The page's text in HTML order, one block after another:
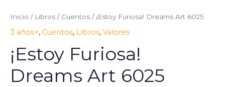
Inicio / Libros / Cuentos / ¡Estoy Furiosa! Dreams Art 6025
3 años+, Cuentos, Libros, Valores
¡Estoy Furiosa!
Dreams Art 6025